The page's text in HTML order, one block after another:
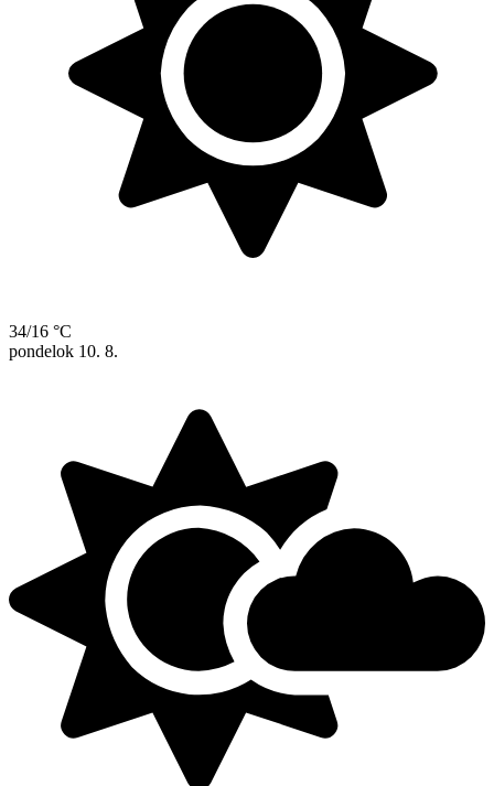
34/16 °C
pondelok 10. 8.